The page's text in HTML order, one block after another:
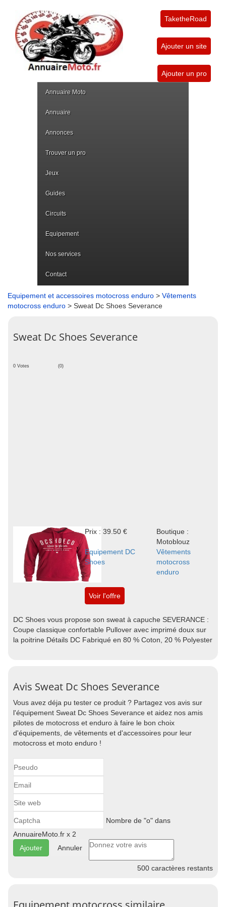
TaketheRoad
Ajouter un site
Ajouter un pro
Annuaire Moto
Annuaire
Annonces
Trouver un pro
Jeux
Guides
Circuits
Equipement
Nos services
Contact
Equipement et accessoires motocross enduro > Vêtements
motocross enduro > Sweat Dc Shoes Severance
Sweat Dc Shoes Severance
0 Votes (0)
Prix : 39.50 €
Boutique :
Motoblouz
Equipement DC
Shoes
Vêtements
motocross
enduro
Voir l'offre
DC Shoes vous propose son sweat à capuche SEVERANCE :
Coupe classique confortable Pullover avec imprimé doux sur
la poitrine Détails DC Fabriqué en 80 % Coton, 20 % Polyester
Avis Sweat Dc Shoes Severance
Vous avez déja pu tester ce produit ? Partagez vos avis sur
l'équipement Sweat Dc Shoes Severance et aidez nos amis
pilotes de motocross et enduro à faire le bon choix
d'équipements, de vêtements et d'accessoires pour leur
motocross et moto enduro !
Nombre de "o" dans
AnnuaireMoto.fr x 2
Annuler
500 caractères restants